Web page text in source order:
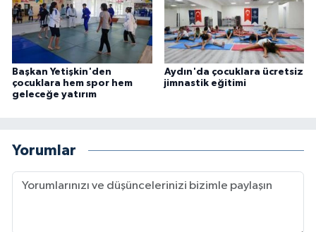
Başkan Yetişkin'den
çocuklara hem spor hem
geleceğe yatırım
Aydın'da çocuklara ücretsiz
jimnastik eğitimi
Yorumlar